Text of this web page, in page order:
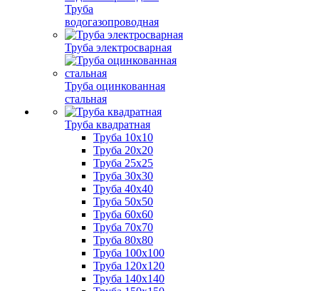
Труба
водогазопроводная
Труба электросварная
Труба оцинкованная
стальная
Труба квадратная
Труба 10x10
Труба 20x20
Труба 25x25
Труба 30x30
Труба 40x40
Труба 50x50
Труба 60x60
Труба 70x70
Труба 80x80
Труба 100x100
Труба 120x120
Труба 140x140